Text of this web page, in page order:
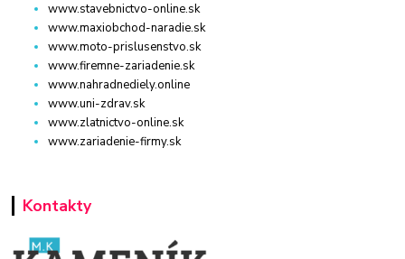
www.stavebnictvo-online.sk
www.maxiobchod-naradie.sk
www.moto-prislusenstvo.sk
www.firemne-zariadenie.sk
www.nahradnediely.online
www.uni-zdrav.sk
www.zlatnictvo-online.sk
www.zariadenie-firmy.sk
Kontakty